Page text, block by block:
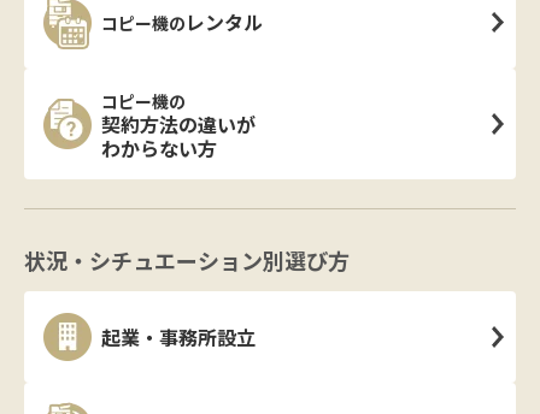
コピー機の レンタル
コピー機の
契約方法の違いが
わからない方
状況・シチュエーション別選び方
起業・事務所設立